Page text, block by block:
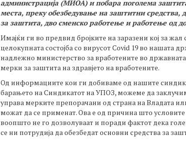
администрација (МИОА) и побара поголема
места, преку обезбедување на заштитни средства,
за заштита, дво сменско работење и работење од
Имајќи ги во предвид бројките на заразени кој за жал
целокупната состојба со вирусот Covid 19 во нашата
надлежно министерство за вработените во
мерки за заштита на здравјето на вработените.
Од информациите кои ги добиваме од нашите
барањето на Синдикатот на УПОЗ, можеме да
управа мерките препорачани од страна на Владата
можат да се применат. Ова е од причина што условите
воопшто не го дозволуваат и поради фактот дека
се ни потрудија да обезбедат основни средства за